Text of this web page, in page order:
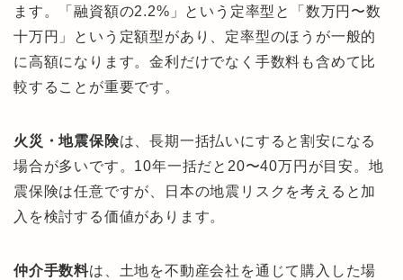
ます。「融資額の2.2%」という定率型と「数万円〜数
十万円」という定額型があり、定率型のほうが一般的
に高額になります。金利だけでなく手数料も含めて比
較することが重要です。
火災・地震保険は、長期一括払いにすると割安になる
場合が多いです。10年一括だと20〜40万円が目安。地
震保険は任意ですが、日本の地震リスクを考えると加
入を検討する価値があります。
仲介手数料は、土地を不動産会社を通じて購入した場